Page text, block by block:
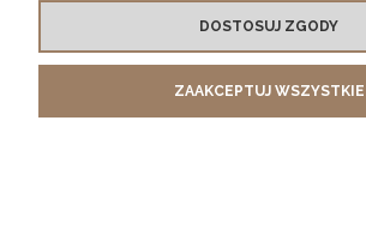
O FIRMIE
e-mail:biuro@previo.pl |tel.+48
DOSTOSUJ ZGODY
ZAAKCEPTUJ WSZYSTKIE